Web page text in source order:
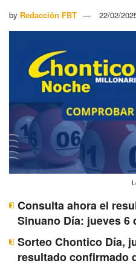
by Redacción FBT 22/02/
Consulta ahora el
Sinuano Día: jueves 6
Sorteo Chontico Día,
resultado confirmado